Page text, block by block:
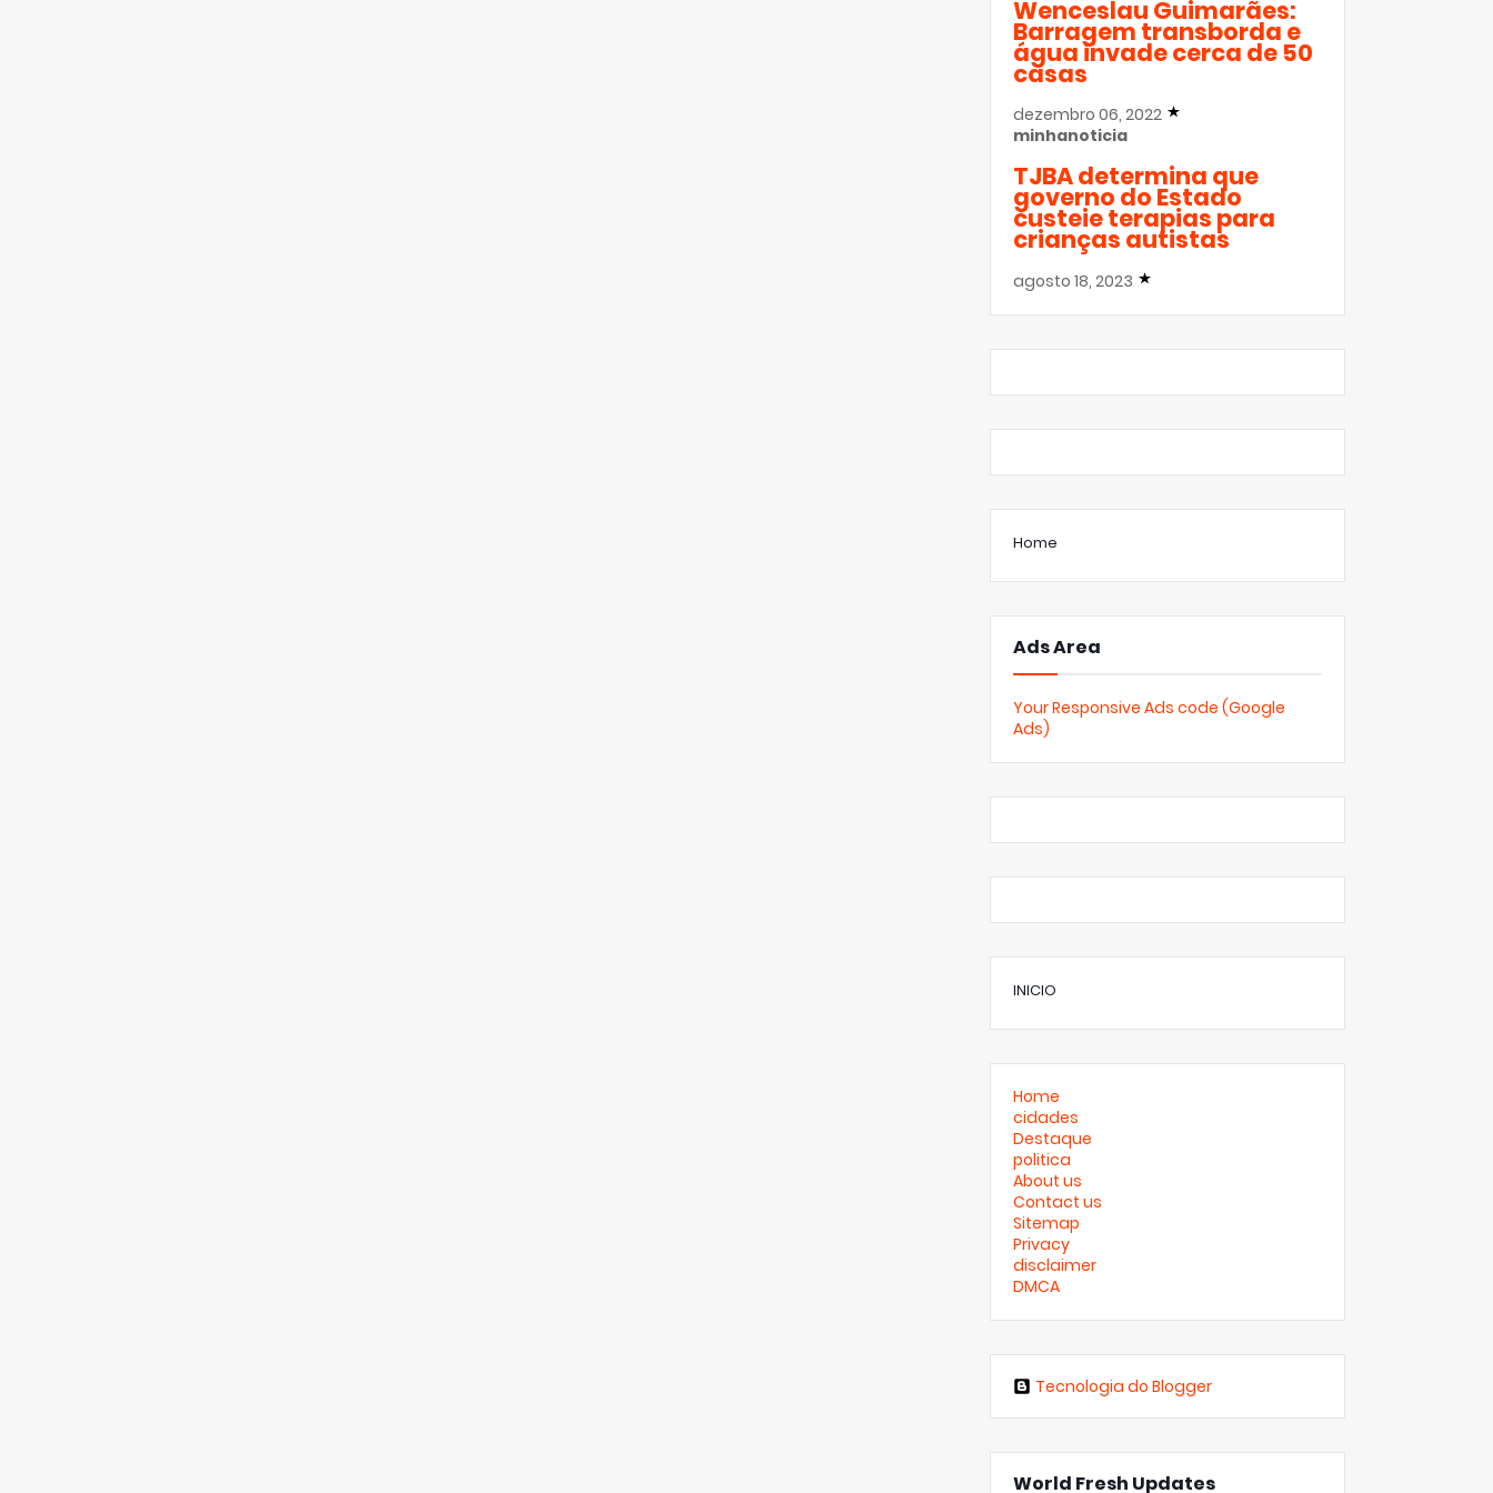
Wenceslau Guimarães:
Barragem transborda e
água invade cerca de 50
casas
dezembro 06, 2022
minhanoticia
TJBA determina que
governo do Estado
custeie terapias para
crianças autistas
agosto 18, 2023
Home
Ads Area
Your Responsive Ads code (Google
Ads)
INICIO
Home
cidades
Destaque
politica
About us
Contact us
Sitemap
Privacy
disclaimer
DMCA
Tecnologia do Blogger
World Fresh Updates